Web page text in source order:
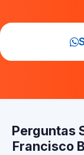
Perguntas
Francisco